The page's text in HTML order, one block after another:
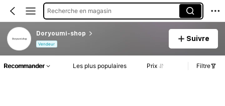
Recherche en magasin
Doryoumi-shop
Vendeur
Suivre
Recommander Les plus populaires Prix Filtre